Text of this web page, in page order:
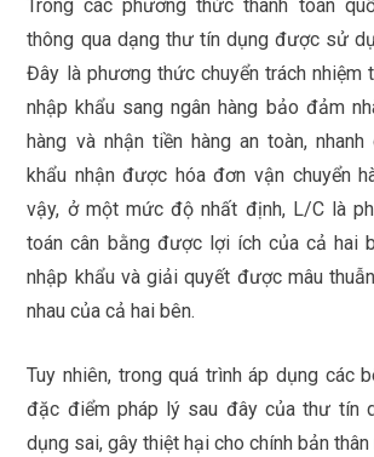
Trong các phương thức thanh toán
thông qua dạng thư tín dụng được sử
Đây là phương thức chuyển trách nhiệm
nhập khẩu sang ngân hàng bảo đảm
hàng và nhận tiền hàng an toàn, nhanh
khẩu nhận được hóa đơn vận chuyển
vậy, ở một mức độ nhất định, L/C là
toán cân bằng được lợi ích của cả hai
nhập khẩu và giải quyết được mâu
nhau của cả hai bên.
Tuy nhiên, trong quá trình áp dụng các
đặc điểm pháp lý sau đây của thư tín
dụng sai, gây thiệt hại cho chính bản thân